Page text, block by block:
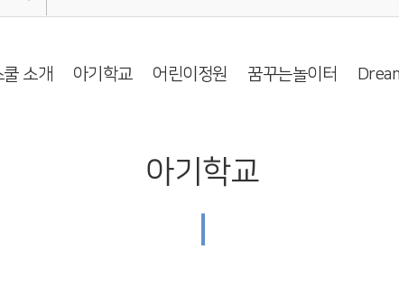
소개 아기학교 어린이정원 꿈꾸는놀이터
아기학교